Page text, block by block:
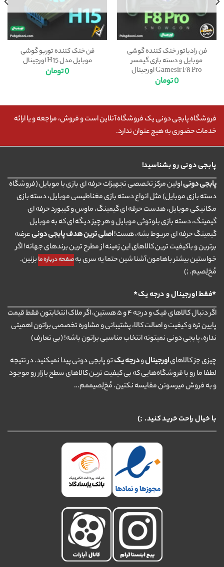
فن رادیاتور خنک کننده گوشی
موبایل و دسته بازی گیمسر
Gamesir F8 Pro اورجینال
0تومان
فن خنک کننده توربو گوشی
موبایل مدل H15 اورجینال
0تومان
فروشگاه پابجی دونی یک فروشگاه آنلاین است و فروش، مراجعه و یا ارائه
خدمات حضوری به هیچ عنوان ندارد.
پابجی دونی رو بشناسید!
پابجی دونیاولین مرکز تخصصی تجهیزات حرفه ای بازی با موبایل (فروشگاه
دسته بازی موبایل) مثل انواع دسته بازی مغناطیسی موبایل، دسته بازی
مکانیکی موبایل، هدست حرفه ای گیمینگ، ماوس و کیبورد حرفه ای
گیمینگ، دسته بازی بلوتوثی موبایل و هر چیز دیگه ای که به موبایل
گیمینگ حرفه ای مربوط بشه، هست!اصلی ترین هدف پابجی دونیعرضه
برترین و باکیفیت ترین کالاهای این زمینه از مطرح ترین برندهای جهانه! اگر
خواستین بیشتر باهامون آشنا شین حتما یه سری بهصفحه درباره ما بزنین.
مُخ‌لِصیم. ;)
*فقط اورجینال و درجه یک*
اگر دنبال کالاهای فیک و درجه ۴ و ۵ هستین، اگر ملاک انتخابتون فقط قیمت
پایین تره و کیفیت و اصالت کالا، پشتیبانی و مشاوره تخصصی براتون اهمیتی
نداره، پابجی دونی نمیتونه انتخاب مناسبی براتون باشه! (بی تعارف)
چیزی جز کالاهایاورجینالودرجه یکتو پابجی دونی پیدا نمیکنید. در نتیجه
لطفا ما رو با فروشگاه‌هایی که بی کیفیت ترین کالاهای سطح بازار رو موجود
و به فروش میرسونن مقایسه نکنین. مُخ‌لِصیممم…
با خیال راحت خرید کنید. ;)